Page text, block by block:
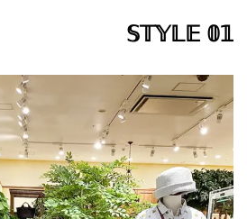
𝕊𝕋𝕐𝕃𝔼 𝟘𝟙